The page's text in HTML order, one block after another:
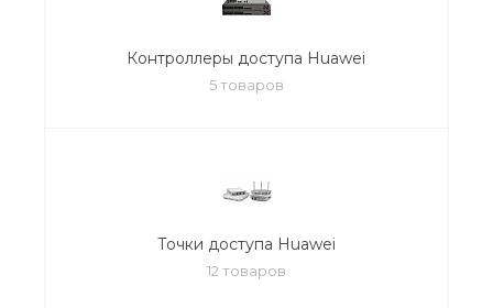
Контроллеры доступа Huawei
5 товаров
Точки доступа Huawei
12 товаров